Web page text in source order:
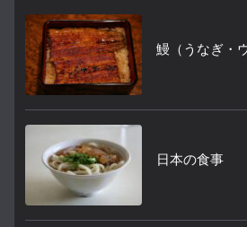
鰻（うなぎ・
日本の食事